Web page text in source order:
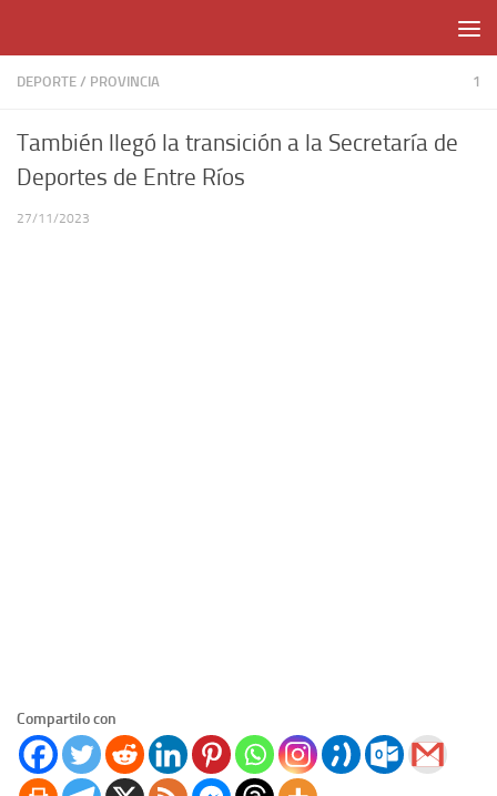
DEPORTE / PROVINCIA 1
También llegó la transición a la Secretaría de
Deportes de Entre Ríos
27/11/2023
Compartilo con